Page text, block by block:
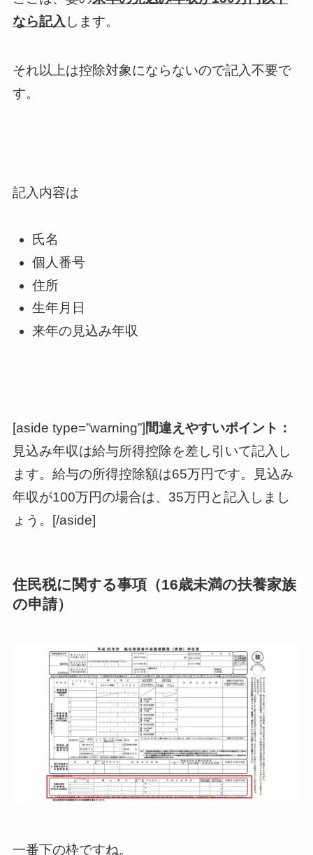
なら記入 します。
それ以上は控除対象にならないので記入不要で
す。
記入内容は
氏名
個人番号
住所
生年月日
来年の見込み年収
[aside type=”warning”] 間違えやすいポイント：
見込み年収は給与所得控除を差し引いて記入し
ます。給与の所得控除額は65万円です。見込み
年収が100万円の場合は、35万円と記入しまし
ょう。[/aside]
住民税に関する事項（16歳未満の扶養家族
の申請）
一番下の枠ですね。